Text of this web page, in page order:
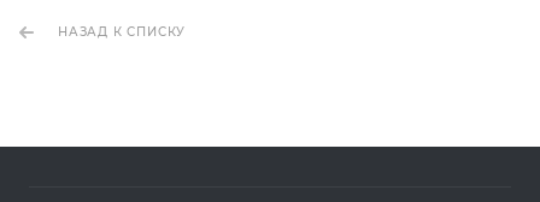
НАЗАД К СПИСКУ